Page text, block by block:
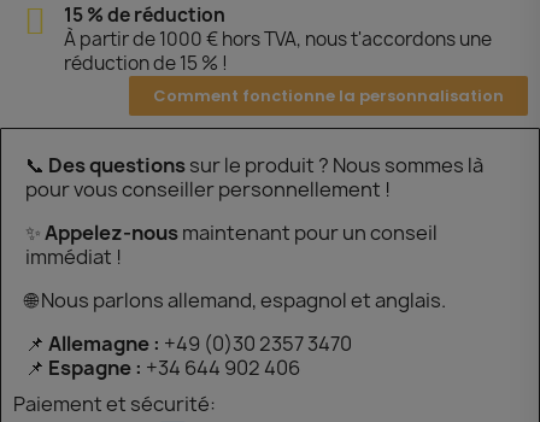
15 % de réduction
À partir de 1000 € hors TVA, nous t'accordons une
réduction de 15 % !
Comment fonctionne la personnalisation
📞 Des questionssur le produit ? Nous sommes là
pour vous conseiller personnellement !
✨Appelez-nousmaintenant pour un conseil
immédiat !
🌐 Nous parlons allemand, espagnol et anglais.
📌 Allemagne : +49 (0)30 2357 3470
📌 Espagne : +34 644 902 406
Paiement et sécurité: